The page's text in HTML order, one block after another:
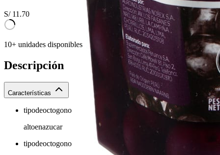
S/ 11.70
10+ unidades disponibles
Descripción
Características
tipodeoctogono
altoenazucar
tipodeoctogono